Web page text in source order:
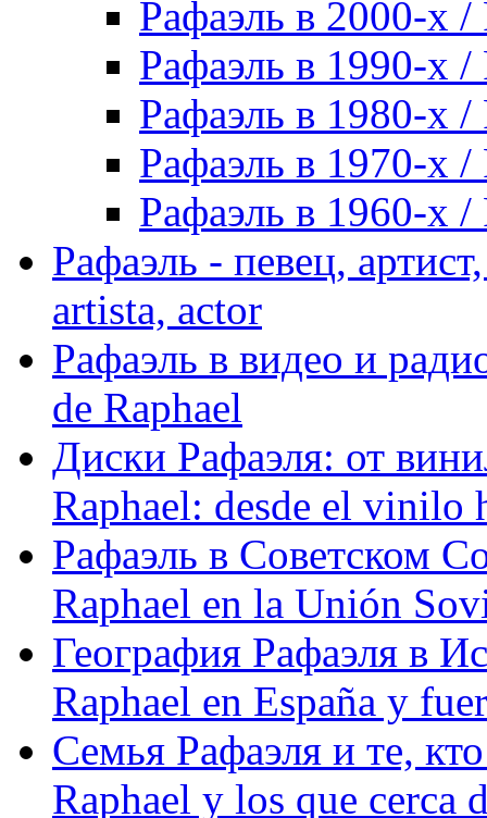
Рафаэль в 2000-х /
Рафаэль в 1990-х /
Рафаэль в 1980-х /
Рафаэль в 1970-х /
Рафаэль в 1960-х /
Рафаэль - певец,
artista, actor
Рафаэль в видео и
de Raphael
Диски Рафаэля: от
Raphael: desde el vinilo
Рафаэль в Советском
Raphael en la Unión
География Рафаэля в
Raphael en España y
Семья Рафаэля и те,
Raphael y los que cerca